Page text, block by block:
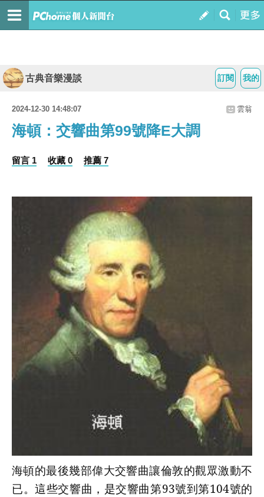
我的
訂閱
古典音樂漫談
2024-12-30 14:48:07 雲翁
海頓：交響曲第99號降E大調
留言 1 收藏 0 推薦 7
海頓的最後幾部偉大交響曲讓倫敦的觀眾激動不
已。這些交響曲 ，是交響曲第93號到第104號的